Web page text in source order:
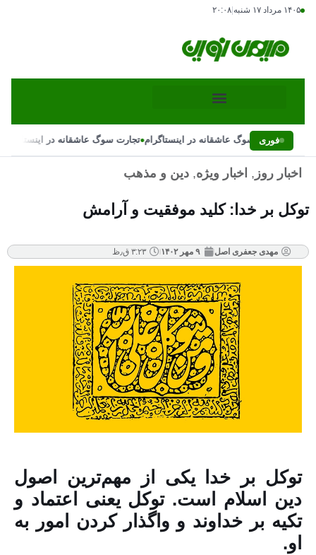
۱۴۰۵ مرداد ۱۷ شنبه ۲۰:۰۸
فوری
تجارت سوگ عاشقانه در اینستاگرام•تجارت سوگ عاشقانه در اینستاگرام
اخبار روز , اخبار ویژه, دین و مذهب
توکل بر خدا: کلید موفقیت و آرامش
مهدی جعفری اصل ۹ مهر ۱۴۰۲ ۳:۲۳ ق٫ظ
توکل بر خدا یکی از مهم‌ترین اصول
دین اسلام است. توکل یعنی اعتماد و
تکیه بر خداوند و واگذار کردن امور به
او.